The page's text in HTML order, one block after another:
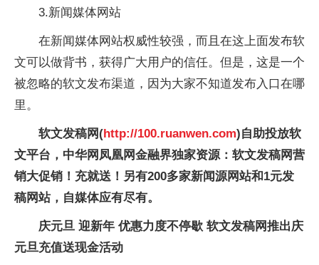
3.新闻媒体网站
在新闻媒体网站权威性较强，而且在这上面发布软
文可以做背书，获得广大用户的信任。但是，这是一个
被忽略的软文发布渠道，因为大家不知道发布入口在哪
里。
软文发稿网(http://100.ruanwen.com)自助投放软
文平台， 中华网凤凰网金融界独家资源：软文发稿网营
销大促销！充就送！另有200多家新闻源网站和1元发
稿网站，自媒体应有尽有。
庆元旦 迎新年 优惠力度不停歇 软文发稿网推出庆
元旦充值送现金活动